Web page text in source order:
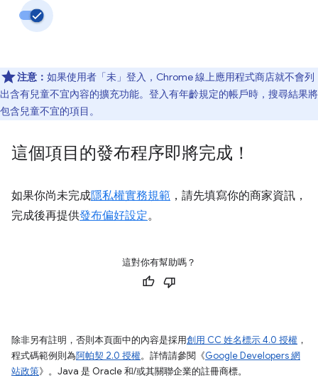
注意： 如果使用者「未」登入，Chrome 線上應用程式商店就不會列
出含有兒童不宜內容的擴充功能。 登入有年齡規定的帳戶時，搜尋結果將
包含兒童不宜的項目。
這個項目的發布程序即將完成！
如果你尚未完成隱私權實務規範 ，請先填寫你的商家資訊，
完成後再提供發布偏好設定。
這對你有幫助嗎？
除非另有註明，否則本頁面中的內容是採用創用 CC 姓名標示 4.0 授權 ，
程式碼範例則為阿帕契 2.0 授權。詳情請參閱《Google Developers 網
站政策》。Java 是 Oracle 和/或其關聯企業的註冊商標。